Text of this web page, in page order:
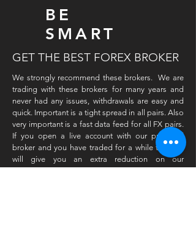
BE
SMART
GET THE BEST FOREX BROKER
We strongly recommend these brokers. We are
trading with these brokers for many years and
never had any issues, withdrawals are easy and
quick. Important is a tight spread in all pairs. Also
very important is a fast data feed for all FX pairs.
If you open a live account with our preferred
broker and you have traded for a while then we
will give you an extra reduction on our